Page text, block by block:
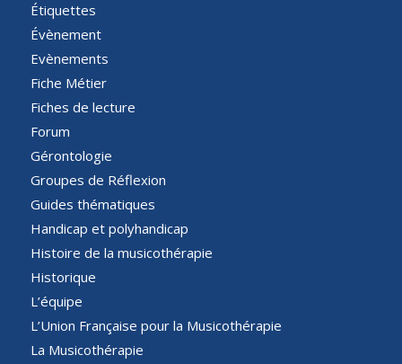
Étiquettes
Évènement
Evènements
Fiche Métier
Fiches de lecture
Forum
Gérontologie
Groupes de Réflexion
Guides thématiques
Handicap et polyhandicap
Histoire de la musicothérapie
Historique
L’équipe
L’Union Française pour la Musicothérapie
La Musicothérapie